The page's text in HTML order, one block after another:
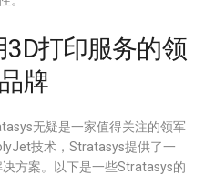
打印服务的领
牌
无疑是一家值得关注的领军
技术，Stratasys提供了一
方案。以下是一些Stratasys的